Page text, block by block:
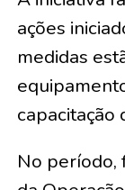
ações
medidas
capacitação
No período,